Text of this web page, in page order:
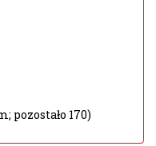
pozostało 170)